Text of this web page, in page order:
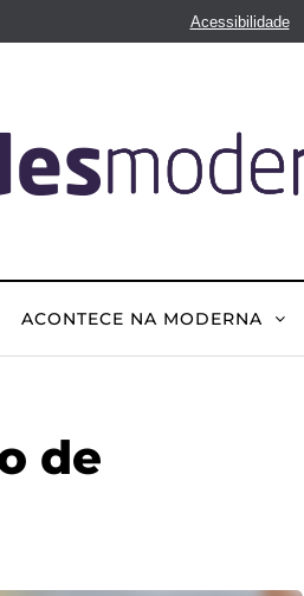
Acessibilidade
ACONTECE NA MODERNA
de